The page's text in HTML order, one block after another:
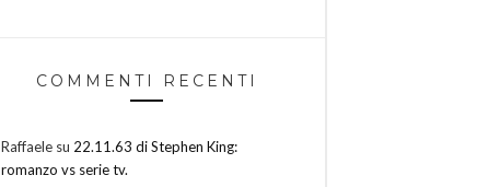
COMMENTI RECENTI
Raffaele su 22.11.63 di Stephen King:
romanzo vs serie tv.